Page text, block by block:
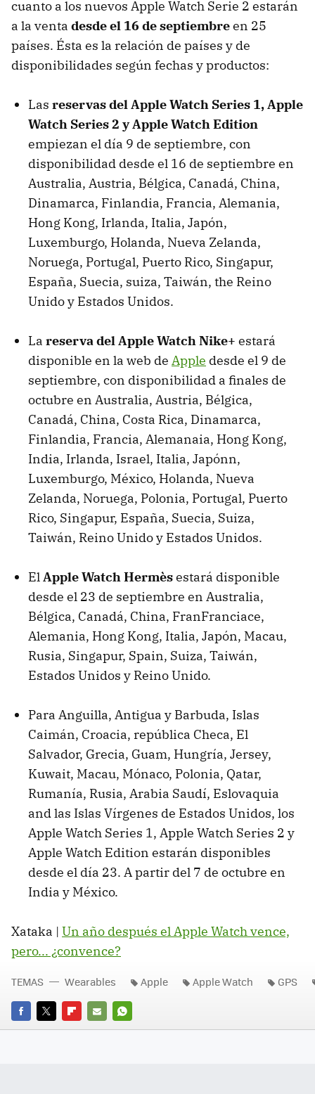
cuanto a los nuevos Apple Watch Serie 2 estarán
a la venta desde el 16 de septiembreen 25
países. Ésta es la relación de países y de
disponibilidades según fechas y productos:
Las reservas del Apple Watch Series 1, Apple
Watch Series 2 y Apple Watch Edition
empiezan el día 9 de septiembre, con
disponibilidad desde el 16 de septiembre en
Australia, Austria, Bélgica, Canadá, China,
Dinamarca, Finlandia, Francia, Alemania,
Hong Kong, Irlanda, Italia, Japón,
Luxemburgo, Holanda, Nueva Zelanda,
Noruega, Portugal, Puerto Rico, Singapur,
España, Suecia, suiza, Taiwán, the Reino
Unido y Estados Unidos.
La reserva del Apple Watch Nike+ estará
disponible en la web de Apple desde el 9 de
septiembre, con disponibilidad a finales de
octubre en Australia, Austria, Bélgica,
Canadá, China, Costa Rica, Dinamarca,
Finlandia, Francia, Alemanaia, Hong Kong,
India, Irlanda, Israel, Italia, Japónn,
Luxemburgo, México, Holanda, Nueva
Zelanda, Noruega, Polonia, Portugal, Puerto
Rico, Singapur, España, Suecia, Suiza,
Taiwán, Reino Unido y Estados Unidos.
El Apple Watch Hermèsestará disponible
desde el 23 de septiembre en Australia,
Bélgica, Canadá, China, FranFranciace,
Alemania, Hong Kong, Italia, Japón, Macau,
Rusia, Singapur, Spain, Suiza, Taiwán,
Estados Unidos y Reino Unido.
Para Anguilla, Antigua y Barbuda, Islas
Caimán, Croacia, república Checa, El
Salvador, Grecia, Guam, Hungría, Jersey,
Kuwait, Macau, Mónaco, Polonia, Qatar,
Rumanía, Rusia, Arabia Saudí, Eslovaquia
and las Islas Vírgenes de Estados Unidos, los
Apple Watch Series 1, Apple Watch Series 2 y
Apple Watch Edition estarán disponibles
desde el día 23. A partir del 7 de octubre en
India y México.
Xataka | Un año después el Apple Watch vence,
pero... ¿convence?
FACEBOOK
TWITTERFLIPBOARD
E-
WHATSAPP
TEMAS Wearables Apple Apple Watch GPS